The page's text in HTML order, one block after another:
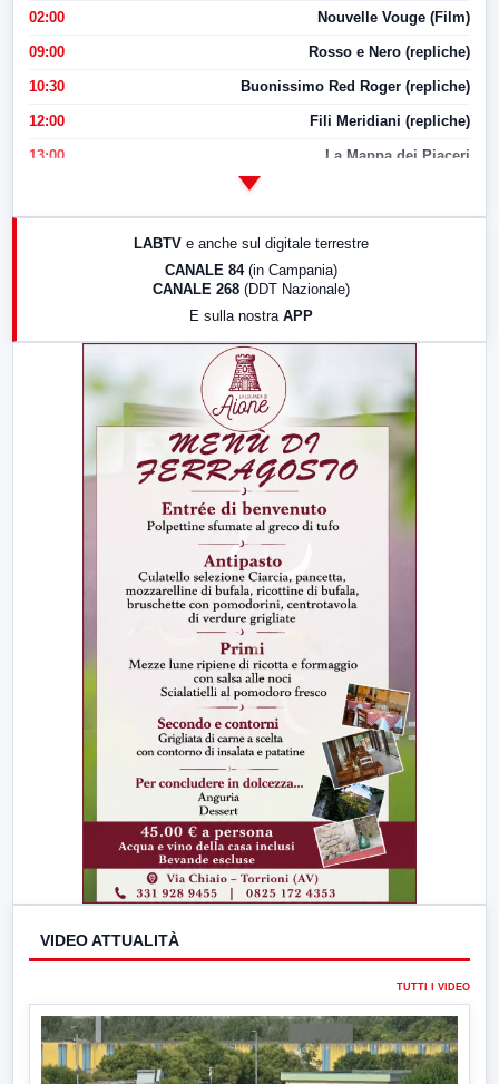
02:00 Nouvelle Vouge (Film)
09:00 Rosso e Nero (repliche)
10:30 Buonissimo Red Roger (repliche)
12:00 Fili Meridiani (repliche)
13:00 La Mappa dei Piaceri
17:00 LabNews (replica)
LABTV e anche sul digitale terrestre
CANALE 84 (in Campania)
CANALE 268 (DDT Nazionale)
E sulla nostra APP
VIDEO ATTUALITÀ
TUTTI I VIDEO